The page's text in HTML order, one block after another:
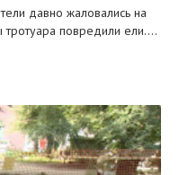
давно жаловались на
тротуара повредили ели.…